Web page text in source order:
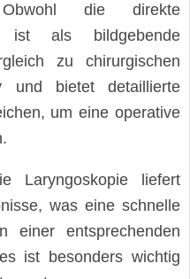
die direkte
ist als bildgebende
zu chirurgischen
und bietet detaillierte
um eine operative
Laryngoskopie liefert
was eine schnelle
einer entsprechenden
ist besonders wichtig